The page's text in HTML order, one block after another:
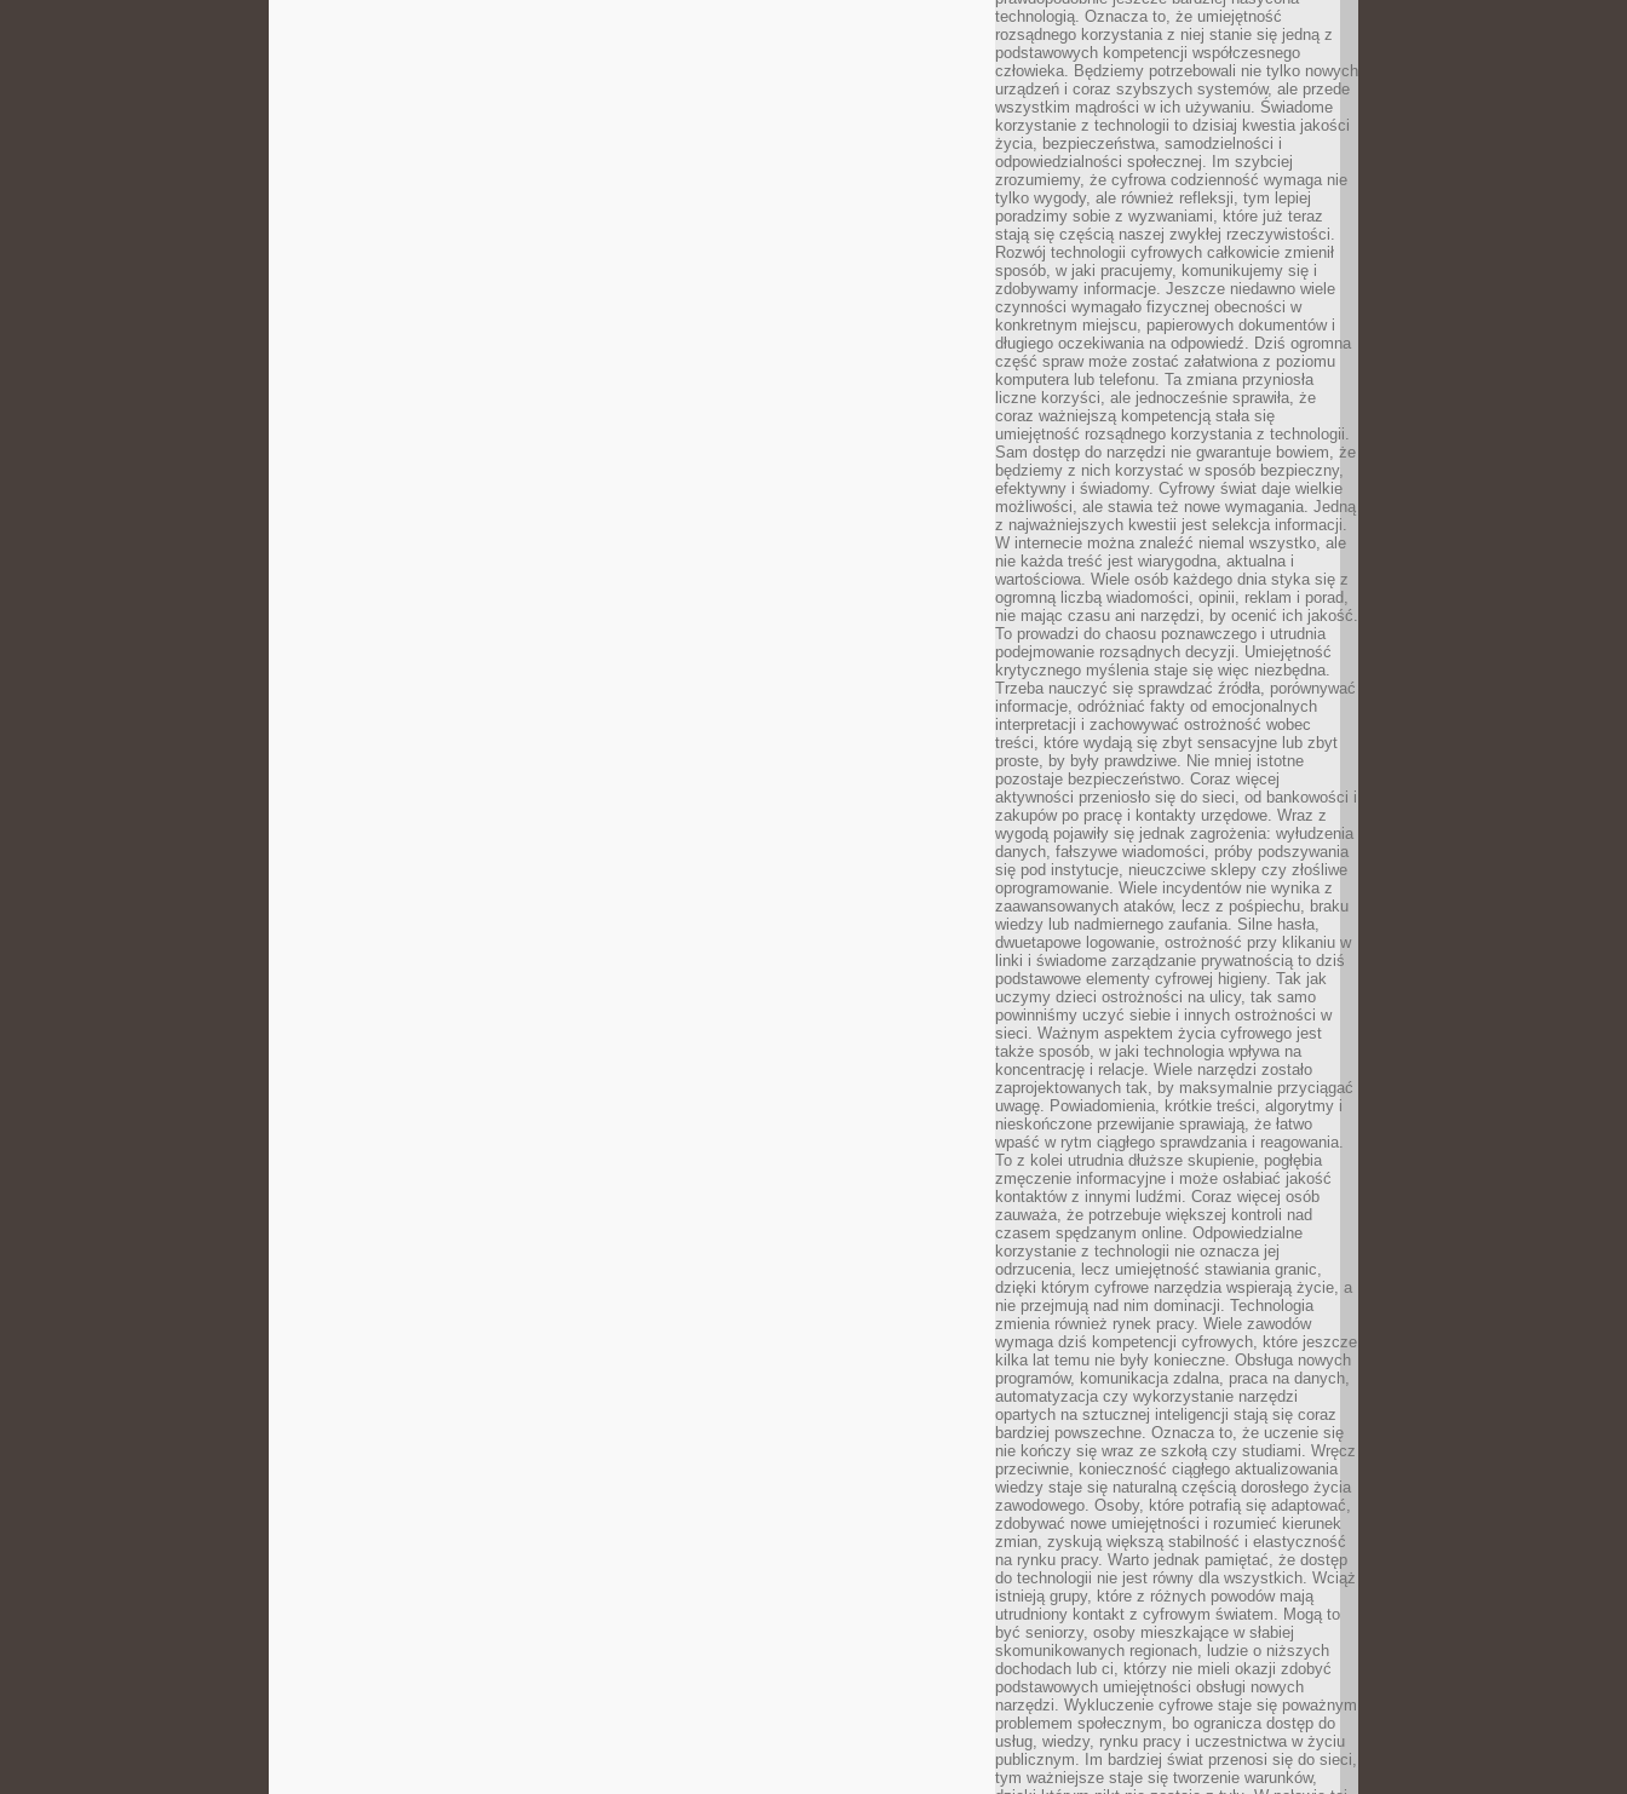
technologią. Oznacza to, że umiejętność
rozsądnego korzystania z niej stanie się jedną z
podstawowych kompetencji współczesnego
człowieka. Będziemy potrzebowali nie tylko nowych
urządzeń i coraz szybszych systemów, ale przede
wszystkim mądrości w ich używaniu. Świadome
korzystanie z technologii to dzisiaj kwestia jakości
życia, bezpieczeństwa, samodzielności i
odpowiedzialności społecznej. Im szybciej
zrozumiemy, że cyfrowa codzienność wymaga nie
tylko wygody, ale również refleksji, tym lepiej
poradzimy sobie z wyzwaniami, które już teraz
stają się częścią naszej zwykłej rzeczywistości.
Rozwój technologii cyfrowych całkowicie zmienił
sposób, w jaki pracujemy, komunikujemy się i
zdobywamy informacje. Jeszcze niedawno wiele
czynności wymagało fizycznej obecności w
konkretnym miejscu, papierowych dokumentów i
długiego oczekiwania na odpowiedź. Dziś ogromna
część spraw może zostać załatwiona z poziomu
komputera lub telefonu. Ta zmiana przyniosła
liczne korzyści, ale jednocześnie sprawiła, że
coraz ważniejszą kompetencją stała się
umiejętność rozsądnego korzystania z technologii.
Sam dostęp do narzędzi nie gwarantuje bowiem, że
będziemy z nich korzystać w sposób bezpieczny,
efektywny i świadomy. Cyfrowy świat daje wielkie
możliwości, ale stawia też nowe wymagania. Jedną
z najważniejszych kwestii jest selekcja informacji.
W internecie można znaleźć niemal wszystko, ale
nie każda treść jest wiarygodna, aktualna i
wartościowa. Wiele osób każdego dnia styka się z
ogromną liczbą wiadomości, opinii, reklam i porad,
nie mając czasu ani narzędzi, by ocenić ich jakość.
To prowadzi do chaosu poznawczego i utrudnia
podejmowanie rozsądnych decyzji. Umiejętność
krytycznego myślenia staje się więc niezbędna.
Trzeba nauczyć się sprawdzać źródła, porównywać
informacje, odróżniać fakty od emocjonalnych
interpretacji i zachowywać ostrożność wobec
treści, które wydają się zbyt sensacyjne lub zbyt
proste, by były prawdziwe. Nie mniej istotne
pozostaje bezpieczeństwo. Coraz więcej
aktywności przeniosło się do sieci, od bankowości i
zakupów po pracę i kontakty urzędowe. Wraz z
wygodą pojawiły się jednak zagrożenia: wyłudzenia
danych, fałszywe wiadomości, próby podszywania
się pod instytucje, nieuczciwe sklepy czy złośliwe
oprogramowanie. Wiele incydentów nie wynika z
zaawansowanych ataków, lecz z pośpiechu, braku
wiedzy lub nadmiernego zaufania. Silne hasła,
dwuetapowe logowanie, ostrożność przy klikaniu w
linki i świadome zarządzanie prywatnością to dziś
podstawowe elementy cyfrowej higieny. Tak jak
uczymy dzieci ostrożności na ulicy, tak samo
powinniśmy uczyć siebie i innych ostrożności w
sieci. Ważnym aspektem życia cyfrowego jest
także sposób, w jaki technologia wpływa na
koncentrację i relacje. Wiele narzędzi zostało
zaprojektowanych tak, by maksymalnie przyciągać
uwagę. Powiadomienia, krótkie treści, algorytmy i
nieskończone przewijanie sprawiają, że łatwo
wpaść w rytm ciągłego sprawdzania i reagowania.
To z kolei utrudnia dłuższe skupienie, pogłębia
zmęczenie informacyjne i może osłabiać jakość
kontaktów z innymi ludźmi. Coraz więcej osób
zauważa, że potrzebuje większej kontroli nad
czasem spędzanym online. Odpowiedzialne
korzystanie z technologii nie oznacza jej
odrzucenia, lecz umiejętność stawiania granic,
dzięki którym cyfrowe narzędzia wspierają życie, a
nie przejmują nad nim dominacji. Technologia
zmienia również rynek pracy. Wiele zawodów
wymaga dziś kompetencji cyfrowych, które jeszcze
kilka lat temu nie były konieczne. Obsługa nowych
programów, komunikacja zdalna, praca na danych,
automatyzacja czy wykorzystanie narzędzi
opartych na sztucznej inteligencji stają się coraz
bardziej powszechne. Oznacza to, że uczenie się
nie kończy się wraz ze szkołą czy studiami. Wręcz
przeciwnie, konieczność ciągłego aktualizowania
wiedzy staje się naturalną częścią dorosłego życia
zawodowego. Osoby, które potrafią się adaptować,
zdobywać nowe umiejętności i rozumieć kierunek
zmian, zyskują większą stabilność i elastyczność
na rynku pracy. Warto jednak pamiętać, że dostęp
do technologii nie jest równy dla wszystkich. Wciąż
istnieją grupy, które z różnych powodów mają
utrudniony kontakt z cyfrowym światem. Mogą to
być seniorzy, osoby mieszkające w słabiej
skomunikowanych regionach, ludzie o niższych
dochodach lub ci, którzy nie mieli okazji zdobyć
podstawowych umiejętności obsługi nowych
narzędzi. Wykluczenie cyfrowe staje się poważnym
problemem społecznym, bo ogranicza dostęp do
usług, wiedzy, rynku pracy i uczestnictwa w życiu
publicznym. Im bardziej świat przenosi się do sieci,
tym ważniejsze staje się tworzenie warunków,